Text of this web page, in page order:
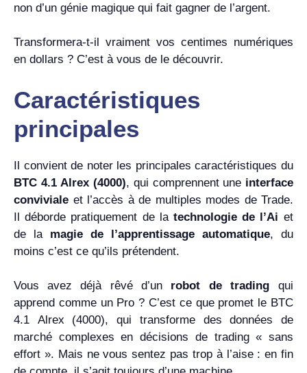
non d’un génie magique qui fait gagner de l’argent.
Transformera-t-il vraiment vos centimes numériques
en dollars ? C’est à vous de le découvrir.
Caractéristiques
principales
Il convient de noter les principales caractéristiques du
BTC 4.1 Alrex (4000), qui comprennent une interface
conviviale et l’accès à de multiples modes de Trade.
Il déborde pratiquement de la technologie de l’Ai et
de la magie de l’apprentissage automatique, du
moins c’est ce qu’ils prétendent.
Vous avez déjà rêvé d’un robot de trading qui
apprend comme un Pro ? C’est ce que promet le BTC
4.1 Alrex (4000), qui transforme des données de
marché complexes en décisions de trading « sans
effort ». Mais ne vous sentez pas trop à l’aise : en fin